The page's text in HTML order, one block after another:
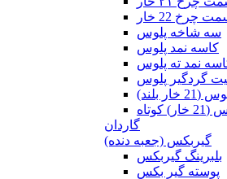
سه شاخه پلوس
کاسه نمد پلوس
نمد ته پلوس
گردگیر پلوس
بلند)
کوتاه
گاردان
گیربکس (جعبه دنده)
بلبرینگ گیربکس
پوسته گیر بکس